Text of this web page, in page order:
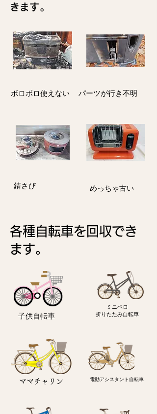
きます。
ボロボロ使えない パーツが行き不明
​錆さび ​めっちゃ古い
各種自転車を回収でき
ます。
子供自転車
ミニペロ
​折りたたみ自転車
ママチャリン 電動アシスタント自転車